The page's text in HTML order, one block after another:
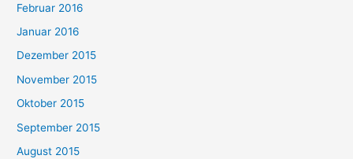
Februar 2016
Januar 2016
Dezember 2015
November 2015
Oktober 2015
September 2015
August 2015